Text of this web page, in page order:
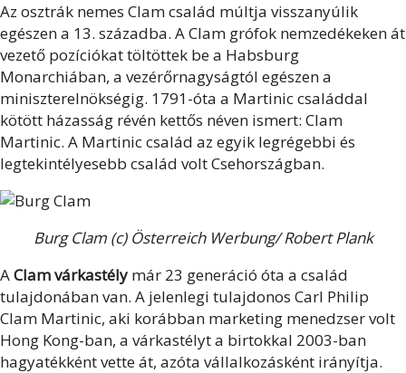
Az osztrák nemes Clam család múltja visszanyúlik
egészen a 13. századba. A Clam grófok nemzedékeken át
vezető pozíciókat töltöttek be a Habsburg
Monarchiában, a vezérőrnagyságtól egészen a
miniszterelnökségig. 1791-óta a Martinic családdal
kötött házasság révén kettős néven ismert: Clam
Martinic. A Martinic család az egyik legrégebbi és
legtekintélyesebb család volt Csehországban.
Burg Clam (c) Österreich Werbung/ Robert Plank
AClam várkastély már 23 generáció óta a család
tulajdonában van. A jelenlegi tulajdonos Carl Philip
Clam Martinic, aki korábban marketing menedzser volt
Hong Kong-ban, a várkastélyt a birtokkal 2003-ban
hagyatékként vette át, azóta vállalkozásként irányítja.